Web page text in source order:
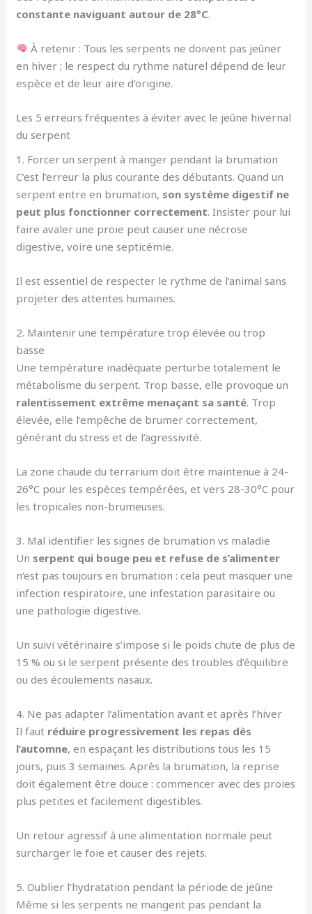
constante naviguant autour de 28°C.
À retenir : Tous les serpents ne doivent pas jeûner
en hiver ; le respect du rythme naturel dépend de leur
espèce et de leur aire d’origine.
Les 5 erreurs fréquentes à éviter avec le jeûne hivernal
du serpent
1. Forcer un serpent à manger pendant la brumation
C’est l’erreur la plus courante des débutants. Quand un
serpent entre en brumation, son système digestif ne
peut plus fonctionner correctement. Insister pour lui
faire avaler une proie peut causer une nécrose
digestive, voire une septicémie.
Il est essentiel de respecter le rythme de l’animal sans
projeter des attentes humaines.
2. Maintenir une température trop élevée ou trop
basse
Une température inadéquate perturbe totalement le
métabolisme du serpent. Trop basse, elle provoque un
ralentissement extrême menaçant sa santé. Trop
élevée, elle l’empêche de brumer correctement,
générant du stress et de l’agressivité.
La zone chaude du terrarium doit être maintenue à 24-
26°C pour les espèces tempérées, et vers 28-30°C pour
les tropicales non-brumeuses.
3. Mal identifier les signes de brumation vs maladie
Un serpent qui bouge peu et refuse de s’alimenter
n’est pas toujours en brumation : cela peut masquer une
infection respiratoire, une infestation parasitaire ou
une pathologie digestive.
Un suivi vétérinaire s’impose si le poids chute de plus de
15 % ou si le serpent présente des troubles d’équilibre
ou des écoulements nasaux.
4. Ne pas adapter l’alimentation avant et après l’hiver
Il faut réduire progressivement les repas dès
l’automne, en espaçant les distributions tous les 15
jours, puis 3 semaines. Après la brumation, la reprise
doit également être douce : commencer avec des proies
plus petites et facilement digestibles.
Un retour agressif à une alimentation normale peut
surcharger le foie et causer des rejets.
5. Oublier l’hydratation pendant la période de jeûne
Même si les serpents ne mangent pas pendant la